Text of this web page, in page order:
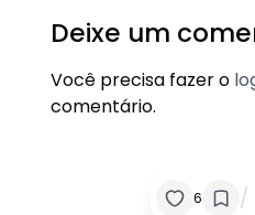
Deixe um
Você precisa fazer o
comentário.
6 /